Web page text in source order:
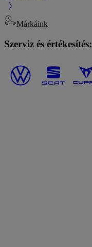
Márkáink
Szerviz és értékesítés: